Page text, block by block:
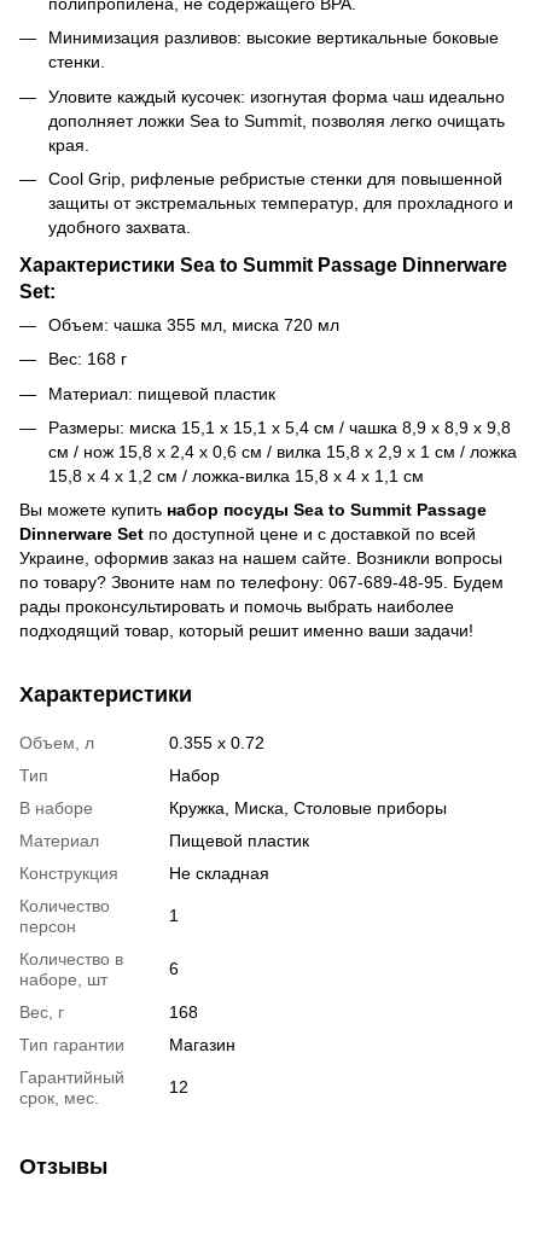
Минимизация разливов: высокие вертикальные боковые
стенки.
Уловите каждый кусочек: изогнутая форма чаш идеально
дополняет ложки Sea to Summit, позволяя легко очищать
края.
Cool Grip, рифленые ребристые стенки для повышенной
защиты от экстремальных температур, для прохладного и
удобного захвата.
Характеристики Sea to Summit Passage Dinnerware
Set:
Объем: чашка 355 мл, миска 720 мл
Вес: 168 г
Материал: пищевой пластик
Размеры: миска 15,1 x 15,1 x 5,4 см / чашка 8,9 x 8,9 x 9,8
см / нож 15,8 x 2,4 x 0,6 см / вилка 15,8 x 2,9 x 1 см / ложка
15,8 x 4 x 1,2 см / ложка-вилка 15,8 x 4 x 1,1 см
Вы можете купить набор посуды Sea to Summit Passage
Dinnerware Set по доступной цене и с доставкой по всей
Украине, оформив заказ на нашем сайте. Возникли вопросы
по товару? Звоните нам по телефону: 067-689-48-95. Будем
рады проконсультировать и помочь выбрать наиболее
подходящий товар, который решит именно ваши задачи!
Характеристики
Объем, л
0.355 х 0.72
Тип
Набор
В наборе
Кружка, Миска, Столовые приборы
Материал
Пищевой пластик
Конструкция
Не складная
Количество
персон
1
Количество в
наборе, шт
6
Вес, г
168
Тип гарантии
Магазин
Гарантийный
срок, мес.
12
Отзывы